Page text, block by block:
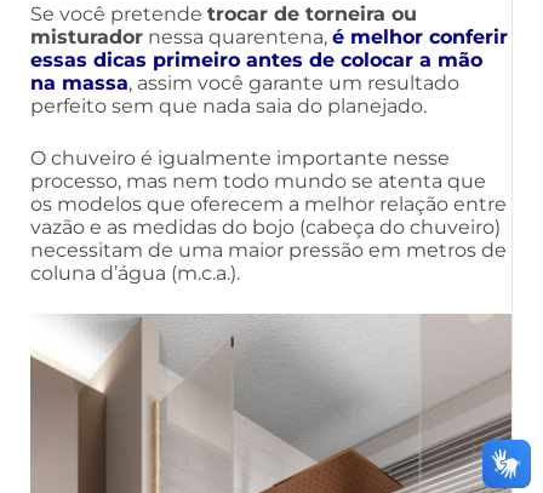
Se você pretende trocar de torneira ou
misturador nessa quarentena, é melhor conferir
essas dicas primeiro antes de colocar a mão
na massa, assim você garante um resultado
perfeito sem que nada saia do planejado.
O chuveiro é igualmente importante nesse
processo, mas nem todo mundo se atenta que
os modelos que oferecem a melhor relação entre
vazão e as medidas do bojo (cabeça do chuveiro)
necessitam de uma maior pressão em metros de
coluna d’água (m.c.a.).